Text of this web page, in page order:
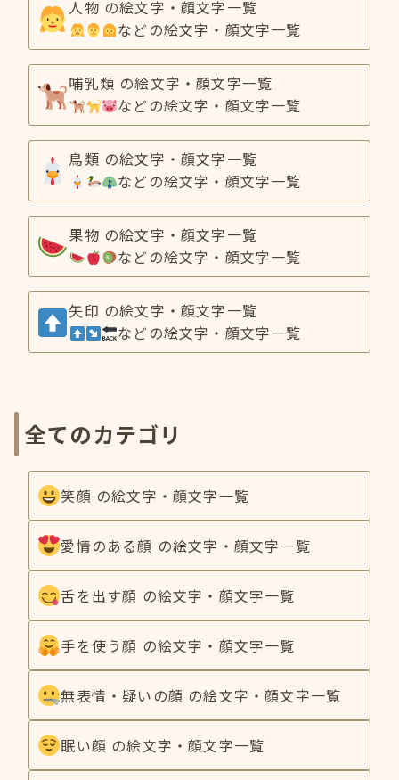
人物 の絵文字・顔文字一覧
などの絵文字・顔文字一覧
哺乳類 の絵文字・顔文字一覧
などの絵文字・顔文字一覧
鳥類 の絵文字・顔文字一覧
などの絵文字・顔文字一覧
果物 の絵文字・顔文字一覧
などの絵文字・顔文字一覧
矢印 の絵文字・顔文字一覧
などの絵文字・顔文字一覧
全てのカテゴリ
笑顔 の絵文字・顔文字一覧
愛情のある顔 の絵文字・顔文字一覧
舌を出す顔 の絵文字・顔文字一覧
手を使う顔 の絵文字・顔文字一覧
無表情・疑いの顔 の絵文字・顔文字一覧
眠い顔 の絵文字・顔文字一覧